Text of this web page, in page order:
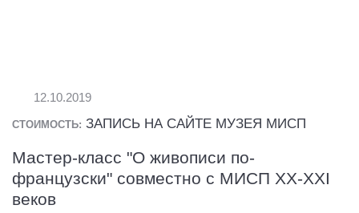
12.10.2019
СТОИМОСТЬ: ЗАПИСЬ НА САЙТЕ МУЗЕЯ МИСП
Мастер-класс "О живописи по-
французски" совместно с МИСП XX-XXI
веков